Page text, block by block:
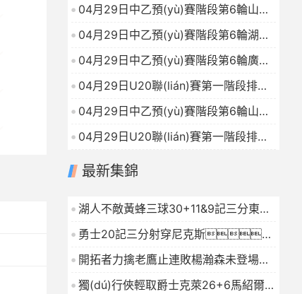
04月29日中乙預(yù)賽階段第6輪山東
泰山B隊VS上海賽更達(dá)全場錄像
04月29日中乙預(yù)賽階段第6輪湖北
青年星VS溫州全場錄像
2026-04-29
04月29日中乙預(yù)賽階段第6輪廣州
蒲公英VS深圳二零二八全場錄像
04月29日U20聯(lián)賽第一階段排位
賽1第3輪河南隊U20VS廣東廣州豹U20
全場錄像
04月29日中乙預(yù)賽階段第6輪山西
崇德榮海VS大連英博B隊全場錄像
04月29日U20聯(lián)賽第一階段排位
U20全場錄像
最新集錦
湖人不敵黃蜂三球30+11&9記三分東契
奇39分詹姆斯29+9+6
2026-01-16
勇士20記三分射穿尼克斯！
庫里27+7巴特勒32+8穆迪三分9中7
開拓者力擒老鷹止連敗楊瀚森未登場夏
普24+9CJ戰(zhàn)舊主20分
獨(dú)行俠輕取爵士克萊26+6馬紹爾